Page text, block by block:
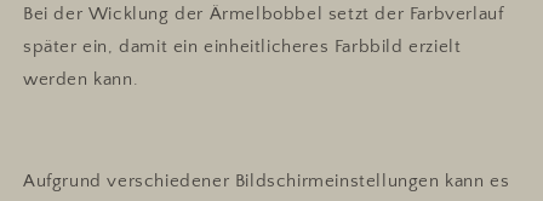
Bei der Wicklung der Ärmelbobbel setzt der Farbverlauf
später ein, damit ein einheitlicheres Farbbild erzielt
werden kann.
Aufgrund verschiedener Bildschirmeinstellungen kann es